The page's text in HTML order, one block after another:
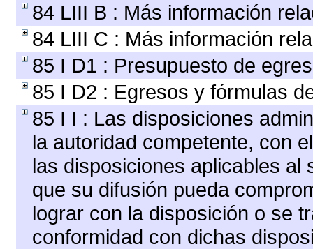
84 LIII B : Más información
84 LIII C : Más información
85 I D1 : Presupuesto de
85 I D2 : Egresos y fórmulas
85 I I : Las disposiciones
la autoridad competente, con
las disposiciones aplicables al
que su difusión pueda
lograr con la disposición o se
conformidad con dichas